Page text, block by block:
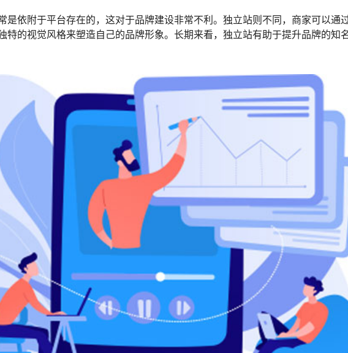
是依附于平台存在的，这对于品牌建设非常不利。独立站则不同，商家可以通
特的视觉风格来塑造自己的品牌形象。长期来看，独立站有助于提升品牌的知